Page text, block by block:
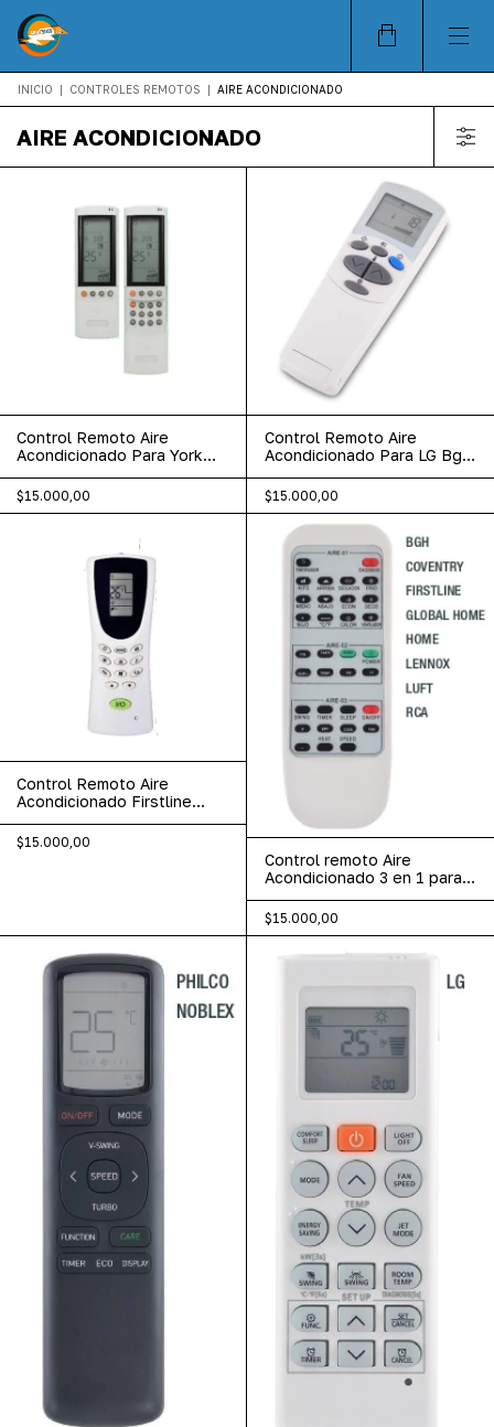
INICIO | CONTROLES REMOTOS | AIRE ACONDICIONADO
AIRE ACONDICIONADO
Control Remoto Aire
Acondicionado Para York
$15.000,00
Control Remoto Aire
Acondicionado Para LG Bgh
$15.000,00
Control Remoto Aire
Acondicionado Firstline
$15.000,00
Control remoto Aire
Acondicionado 3 en 1 para
BGH / Coventry / Firstline /
Global Home / Home /
Lennox / Luft / RCA AR-902
$15.000,00